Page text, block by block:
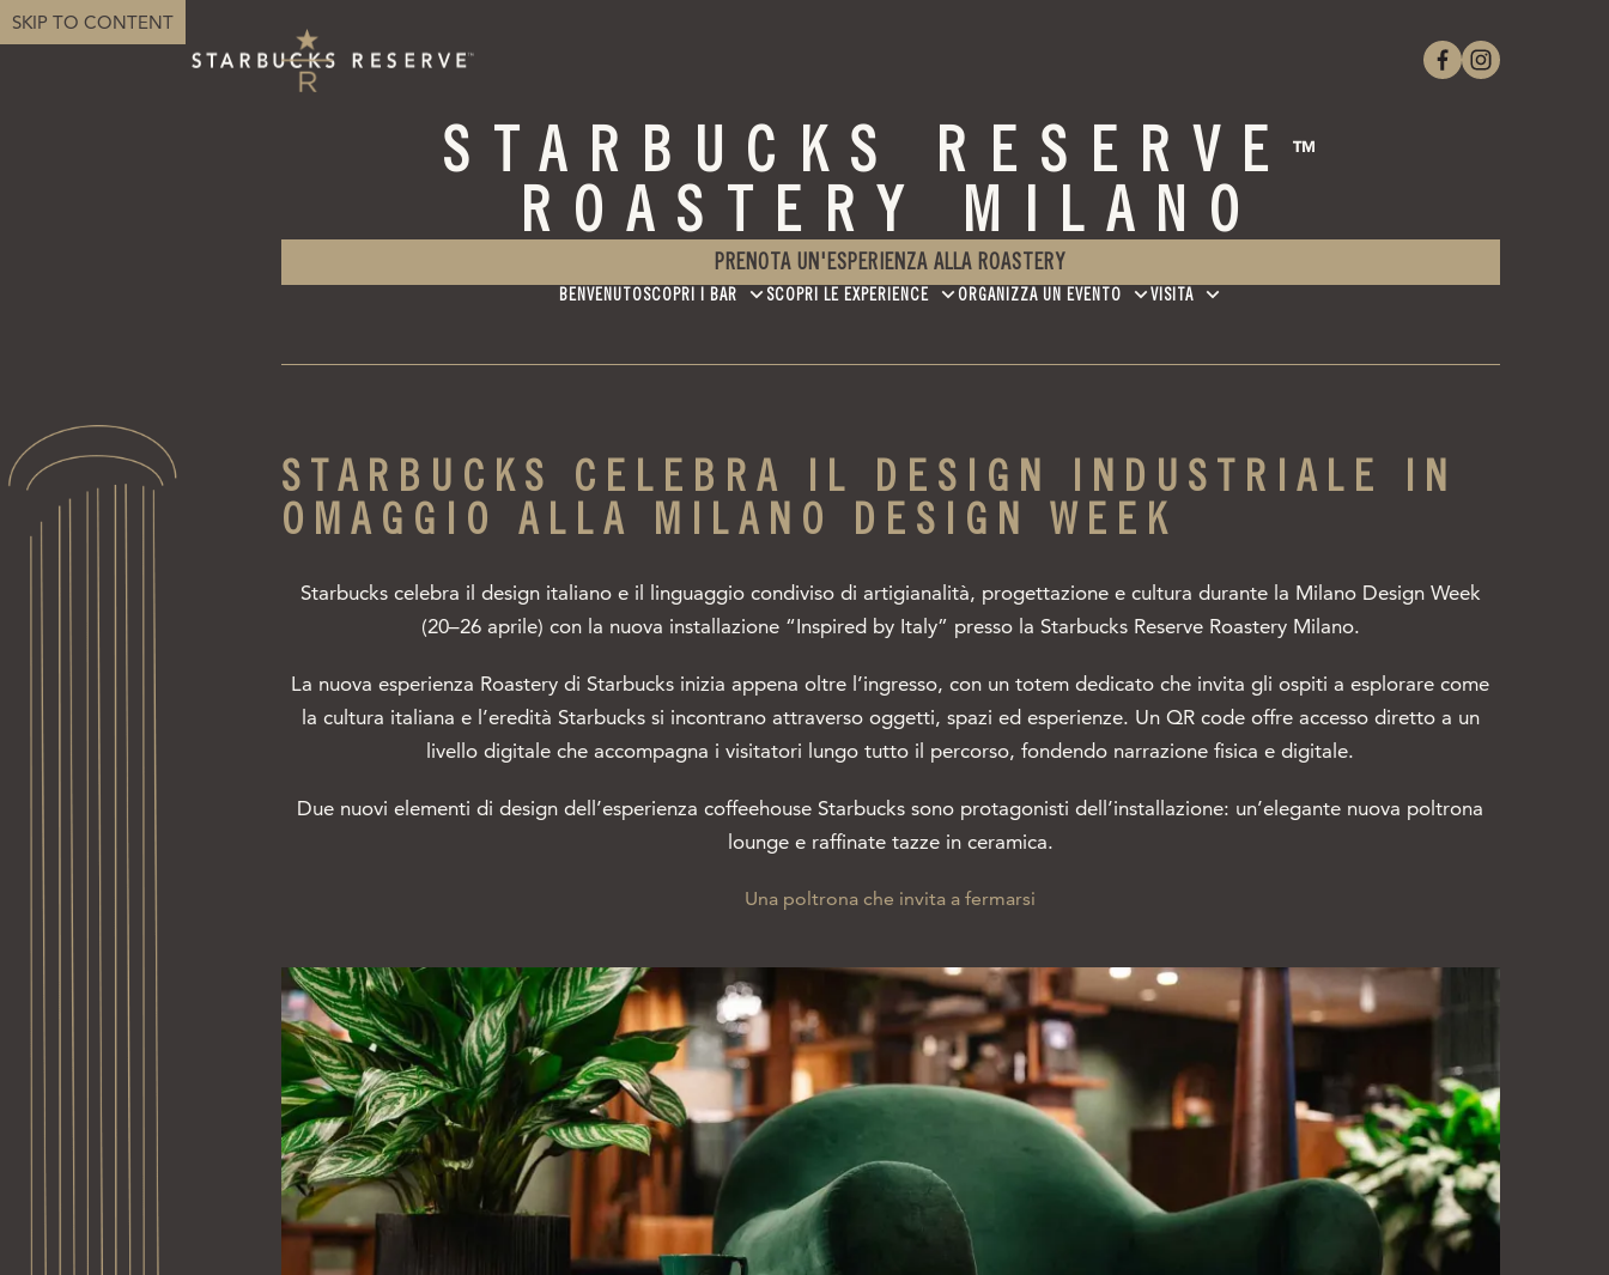
SKIP TO CONTENT
STARBUCKS RESERVE ™
ROASTERY MILANO
PRENOTA UN'ESPERIENZA ALLA ROASTERY
BENVENUTOSCOPRI I BAR SCOPRI LE EXPERIENCE ORGANIZZA UN EVENTO VISITA
STARBUCKS CELEBRA IL DESIGN INDUSTRIALE IN
OMAGGIO ALLA MILANO DESIGN WEEK
Starbucks celebra il design italiano e il linguaggio condiviso di artigianalità, progettazione e cultura durante la Milano Design Week
(20–26 aprile) con la nuova installazione “Inspired by Italy” presso la Starbucks Reserve Roastery Milano.
La nuova esperienza Roastery di Starbucks inizia appena oltre l’ingresso, con un totem dedicato che invita gli ospiti a esplorare come
la cultura italiana e l’eredità Starbucks si incontrano attraverso oggetti, spazi ed esperienze. Un QR code offre accesso diretto a un
livello digitale che accompagna i visitatori lungo tutto il percorso, fondendo narrazione fisica e digitale.
Due nuovi elementi di design dell’esperienza coffeehouse Starbucks sono protagonisti dell’installazione: un’elegante nuova poltrona
lounge e raffinate tazze in ceramica.
Una poltrona che invita a fermarsi